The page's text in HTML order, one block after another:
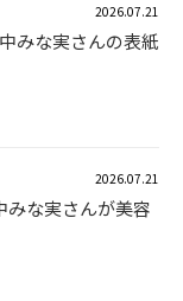
2026.07.21
みな実さんの表紙
2026.07.21
みな実さんが美容